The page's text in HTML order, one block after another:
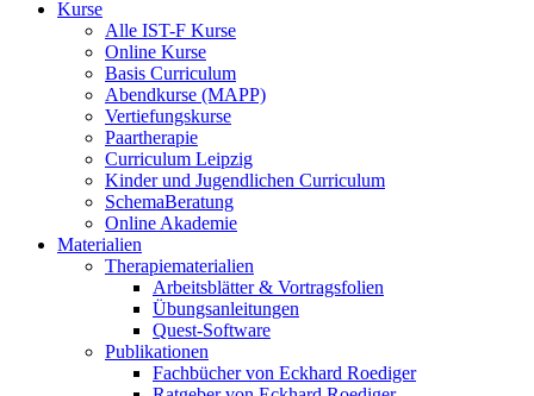
Kurse
Alle IST-F Kurse
Online Kurse
Basis Curriculum
Abendkurse (MAPP)
Vertiefungskurse
Paartherapie
Curriculum Leipzig
Kinder und Jugendlichen Curriculum
SchemaBeratung
Online Akademie
Materialien
Therapiematerialien
Arbeitsblätter & Vortragsfolien
Übungsanleitungen
Quest-Software
Publikationen
Fachbücher von Eckhard Roediger